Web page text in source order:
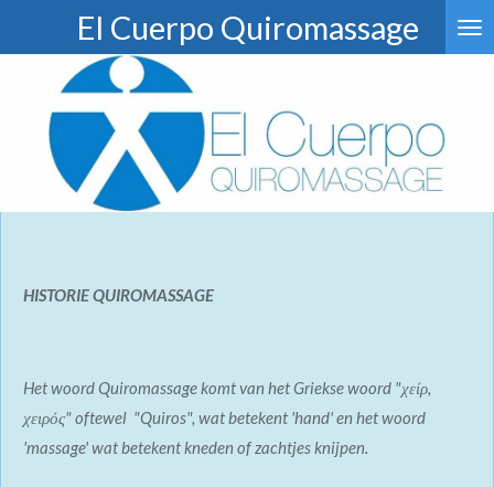
direct
hoofdinhoud
El Cuerpo Quiromassage
HISTORIE QUIROMASSAGE
Het woord Quiromassage komt van het Griekse woord "χείρ,
χειρός" oftewel "Quiros", wat betekent 'hand' en het woord
'massage' wat betekent kneden of zachtjes knijpen.